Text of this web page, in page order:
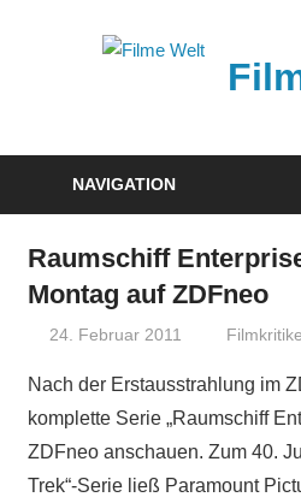
aktuellen
Kinofilmen
NAVIGATION
Raumschiff
Montag auf ZDFneo
24. Februar 2011
Nach der Erstausstrahlung im
komplette Serie „Raumschiff
ZDFneo anschauen. Zum 40.
Trek“-Serie ließ Paramount